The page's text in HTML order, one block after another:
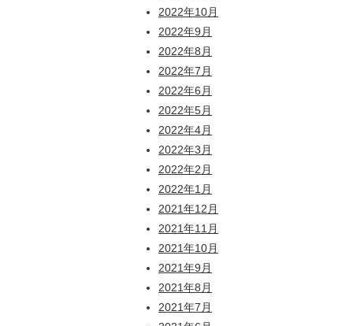
2022年10月
2022年9月
2022年8月
2022年7月
2022年6月
2022年5月
2022年4月
2022年3月
2022年2月
2022年1月
2021年12月
2021年11月
2021年10月
2021年9月
2021年8月
2021年7月